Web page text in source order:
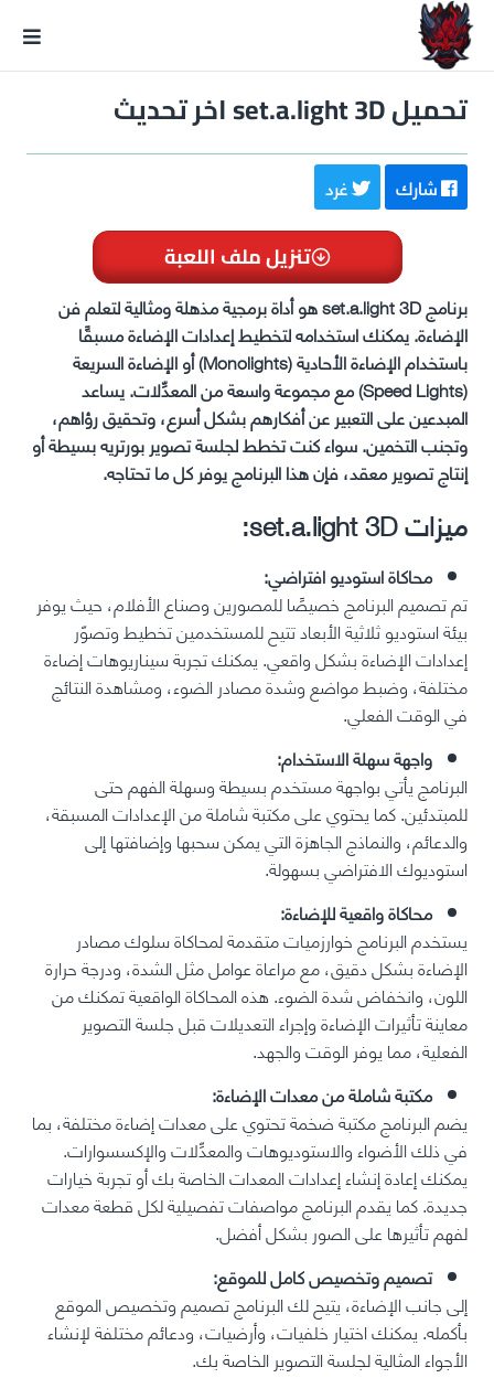
تحميل set.a.light 3D اخر تحديث
شارك غرد
تنزيل ملف اللعبة
برنامج set.a.light 3D هو أداة برمجية مذهلة ومثالية لتعلم فن
الإضاءة. يمكنك استخدامه لتخطيط إعدادات الإضاءة مسبقًا
باستخدام الإضاءة الأحادية (Monolights) أو الإضاءة السريعة
(Speed Lights) مع مجموعة واسعة من المعدِّلات. يساعد
المبدعين على التعبير عن أفكارهم بشكل أسرع، وتحقيق رؤاهم،
وتجنب التخمين. سواء كنت تخطط لجلسة تصوير بورتريه بسيطة أو
إنتاج تصوير معقد، فإن هذا البرنامج يوفر كل ما تحتاجه.
ميزات set.a.light 3D:
محاكاة استوديو افتراضي:
تم تصميم البرنامج خصيصًا للمصورين وصناع الأفلام، حيث يوفر
بيئة استوديو ثلاثية الأبعاد تتيح للمستخدمين تخطيط وتصوّر
إعدادات الإضاءة بشكل واقعي. يمكنك تجربة سيناريوهات إضاءة
مختلفة، وضبط مواضع وشدة مصادر الضوء، ومشاهدة النتائج
في الوقت الفعلي.
واجهة سهلة الاستخدام:
البرنامج يأتي بواجهة مستخدم بسيطة وسهلة الفهم حتى
للمبتدئين. كما يحتوي على مكتبة شاملة من الإعدادات المسبقة،
والدعائم، والنماذج الجاهزة التي يمكن سحبها وإضافتها إلى
استوديوك الافتراضي بسهولة.
محاكاة واقعية للإضاءة:
يستخدم البرنامج خوارزميات متقدمة لمحاكاة سلوك مصادر
الإضاءة بشكل دقيق، مع مراعاة عوامل مثل الشدة، ودرجة حرارة
اللون، وانخفاض شدة الضوء. هذه المحاكاة الواقعية تمكنك من
معاينة تأثيرات الإضاءة وإجراء التعديلات قبل جلسة التصوير
الفعلية، مما يوفر الوقت والجهد.
مكتبة شاملة من معدات الإضاءة:
يضم البرنامج مكتبة ضخمة تحتوي على معدات إضاءة مختلفة، بما
في ذلك الأضواء والاستوديوهات والمعدِّلات والإكسسوارات.
يمكنك إعادة إنشاء إعدادات المعدات الخاصة بك أو تجربة خيارات
جديدة. كما يقدم البرنامج مواصفات تفصيلية لكل قطعة معدات
لفهم تأثيرها على الصور بشكل أفضل.
تصميم وتخصيص كامل للموقع:
إلى جانب الإضاءة، يتيح لك البرنامج تصميم وتخصيص الموقع
بأكمله. يمكنك اختيار خلفيات، وأرضيات، ودعائم مختلفة لإنشاء
الأجواء المثالية لجلسة التصوير الخاصة بك.